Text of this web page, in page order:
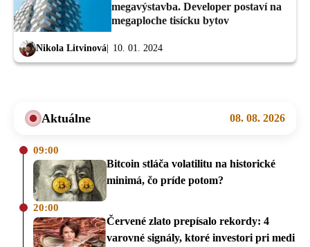
megavýstavba. Developer postaví na
megaploche tisícku bytov
Nikola Litvinová 10. 01. 2024
Aktuálne 08. 08. 2026
09:00
Bitcoin stláča volatilitu na historické
minimá, čo príde potom?
20:00
Červené zlato prepísalo rekordy: 4
varovné signály, ktoré investori pri medi